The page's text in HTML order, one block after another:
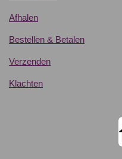
Afhalen
Bestellen & Betalen
Verzenden
Klachten